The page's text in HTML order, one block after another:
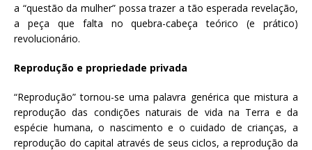
a “questão da mulher” possa trazer a tão esperada revelação,
a peça que falta no quebra-cabeça teórico (e prático)
revolucionário.
Reprodução e propriedade privada
“Reprodução” tornou-se uma palavra genérica que mistura a
reprodução das condições naturais de vida na Terra e da
espécie humana, o nascimento e o cuidado de crianças, a
reprodução do capital através de seus ciclos, a reprodução da